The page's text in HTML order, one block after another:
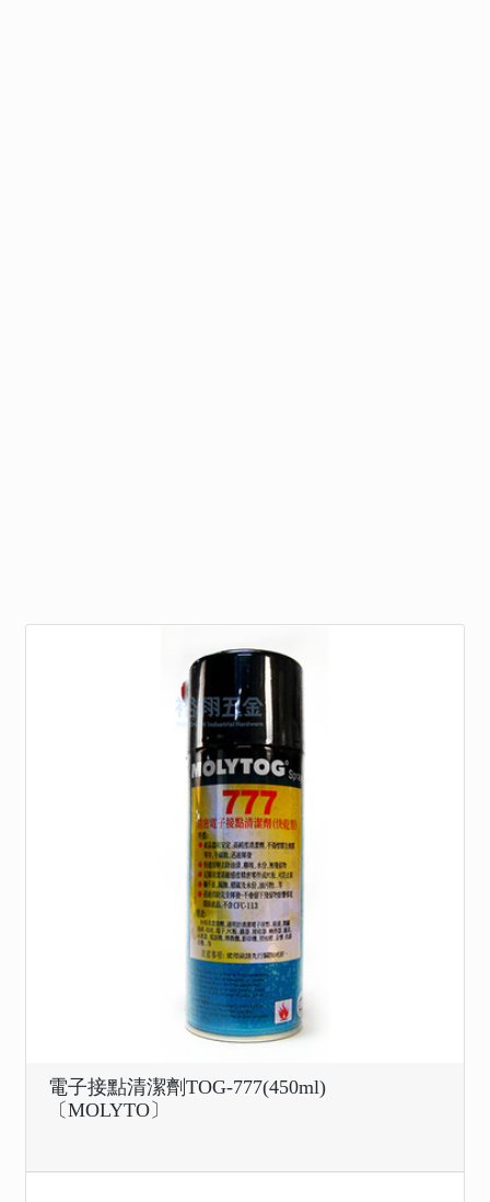
電子接點清潔劑TOG-777(450ml)
〔MOLYTO〕